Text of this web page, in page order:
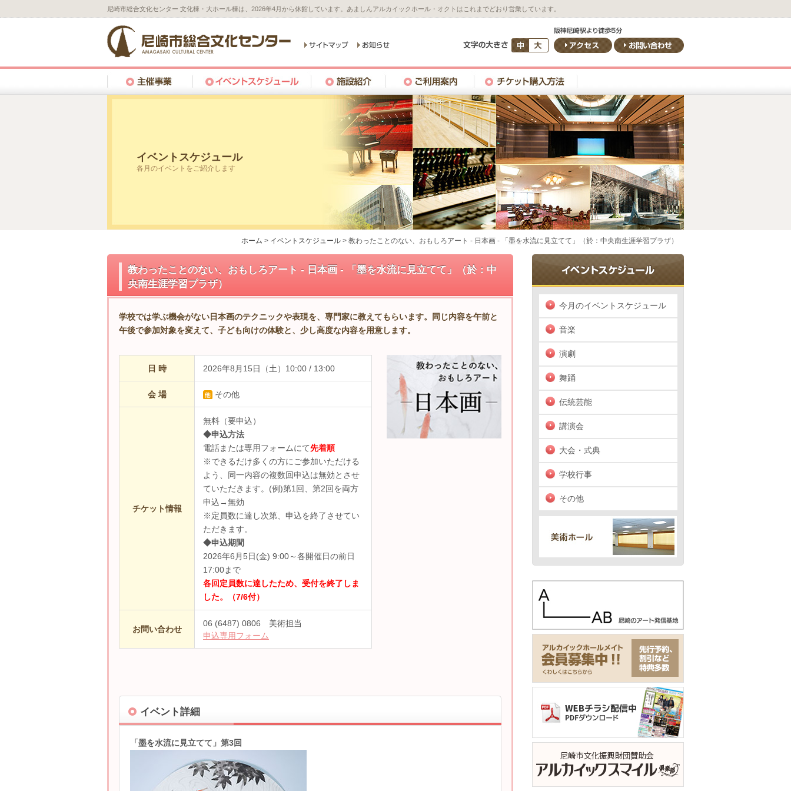
尼崎市総合文化センター 文化棟・大ホール棟は、2026年4月から休館しています。あましんアルカイックホール・オクトはこれまでどおり営業しています。
イベントスケジュール
各月のイベントをご紹介します
ホーム > イベントスケジュール > 教わったことのない、おもしろアート - 日本画 - 「墨を水流に見立てて」（於：中央南生涯学習プラザ）
教わったことのない、おもしろアート - 日本画 - 「墨を水流に見立てて」（於：中
央南生涯学習プラザ）
学校では学ぶ機会がない日本画のテクニックや表現を、専門家に教えてもらいます。同じ内容を午前と
午後で参加対象を変えて、子ども向けの体験と、少し高度な内容を用意します。
日 時 2026年8月15日（土）10:00 / 13:00
会 場 その他
チケット情報
無料（要申込）
◆申込方法
電話または専用フォームにて先着順
※できるだけ多くの方にご参加いただける
よう、同一内容の複数回申込は無効とさせ
ていただきます。(例)第1回、第2回を両方
申込→無効
※定員数に達し次第、申込を終了させてい
ただきます。
◆申込期間
2026年6月5日(金) 9:00～各開催日の前日
17:00まで
各回定員数に達したため、受付を終了しま
した。（7/6付）
お問い合わせ
06 (6487) 0806 美術担当
申込専用フォーム
イベント詳細
「墨を水流に見立てて」第3回
今月のイベントスケジュール
音楽
演劇
舞踊
伝統芸能
講演会
大会・式典
学校行事
その他